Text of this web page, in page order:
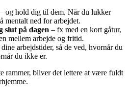
– og hold dig til dem. Når du lukker
mentalt ned for arbejdet.
slut på dagen – fx med en kort gåtur,
mellem arbejde og fritid.
arbejdstider, så de ved, hvornår du
du ikke er.
rammer, bliver det lettere at være fuldt